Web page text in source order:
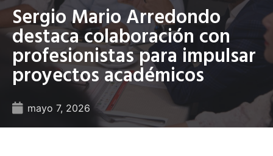
Sergio Mario Arredondo
destaca colaboración con
profesionistas para impulsar
proyectos académicos
mayo 7, 2026